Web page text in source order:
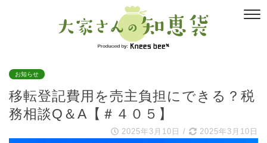
お知らせ
移転登記費用を売主負担にできる？税
務相談Q＆A【＃４０５】
2025年3月10日 / 2025年3月10日